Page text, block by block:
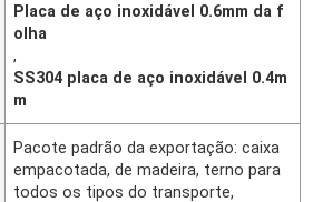
Placa de aço inoxidável 0.6mm da f
olha
,
SS304 placa de aço inoxidável 0.4m
m
Pacote padrão da exportação: caixa
empacotada, de madeira, terno para
todos os tipos do transporte,